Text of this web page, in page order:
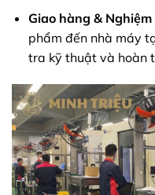
Giao hàng &
phẩm đến nhà máy
tra kỹ thuật và hoàn